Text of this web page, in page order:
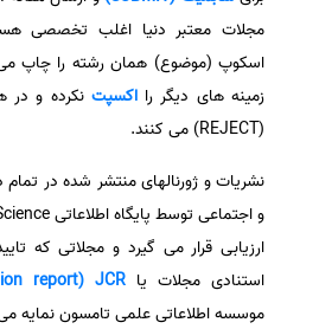
سفارش تهیه کاورلتر
سفارش انگیزه‌نامه‌SOP
مجلات معتبر دنیا اغلب تخصصی
اسکوپ (موضوع) همان رشته را چاپ
زمینه های دیگر رااکسپت نکرده و در
(REJECT) می کنند.
نشریات و ژورنالهای منتشر شده در تمام
ارزیابی قرار می گیرد و مجلاتی که
استنادی مجلات یا report) JCR)
موسسه اطلاعاتی علمی تامسون نمایه